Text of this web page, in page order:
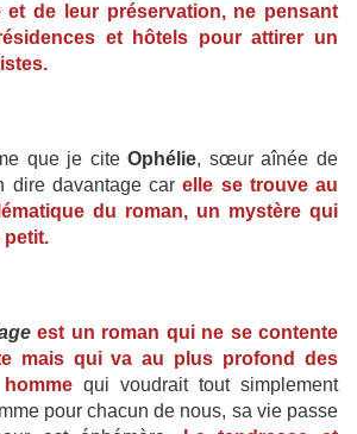
et de leur préservation, ne pensant
et hôtels pour attirer un
que je citeOphélie, sœur aînée de
dire davantage carelle se trouve au
du roman, un mystère qui
petit.
est un roman qui ne se contente
mais qui va au plus profond des
qui voudrait tout simplement
pour chacun de nous, sa vie passe